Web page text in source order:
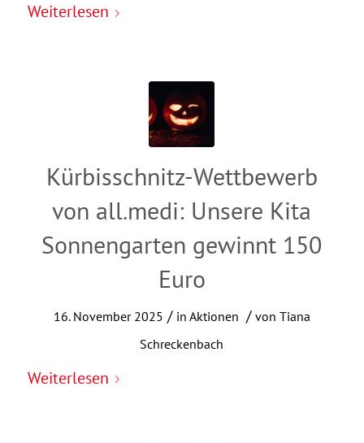
Weiterlesen
Kürbisschnitz-Wettbewerb
von all.medi: Unsere Kita
Sonnengarten gewinnt 150
Euro
16. November 2025 / in Aktionen / von Tiana
Schreckenbach
Weiterlesen